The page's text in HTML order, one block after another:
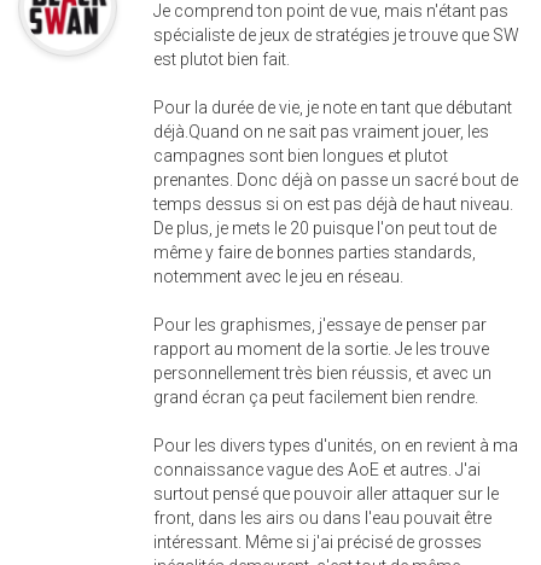
Je comprend ton point de vue, mais n'étant pas
spécialiste de jeux de stratégies je trouve que SW
est plutot bien fait.
Pour la durée de vie, je note en tant que débutant
déjà.Quand on ne sait pas vraiment jouer, les
campagnes sont bien longues et plutot
prenantes. Donc déjà on passe un sacré bout de
temps dessus si on est pas déjà de haut niveau.
De plus, je mets le 20 puisque l'on peut tout de
même y faire de bonnes parties standards,
notemment avec le jeu en réseau.
Pour les graphismes, j'essaye de penser par
rapport au moment de la sortie. Je les trouve
personnellement très bien réussis, et avec un
grand écran ça peut facilement bien rendre.
Pour les divers types d'unités, on en revient à ma
connaissance vague des AoE et autres. J'ai
surtout pensé que pouvoir aller attaquer sur le
front, dans les airs ou dans l'eau pouvait être
intéressant. Même si j'ai précisé de grosses